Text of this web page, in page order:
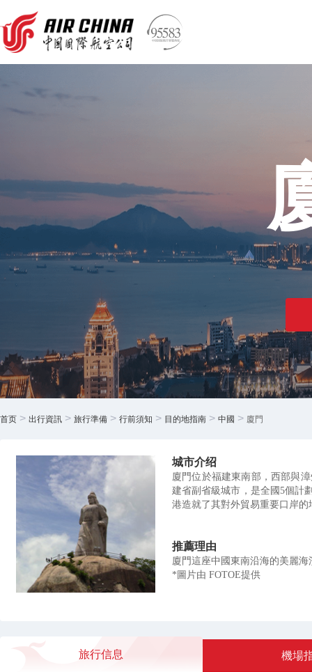
首页 > 出行資訊 > 旅行準備 > 行前須知 > 目的地指南 > 中國 > 廈門
城市介绍
廈門位於福建東南部，西部與
建省副省級城市，是全國5個計
港造就了其對外貿易重要口岸的
推薦理由
廈門這座中國東南沿海的美麗
*圖片由 FOTOE提供
旅行信息 機場